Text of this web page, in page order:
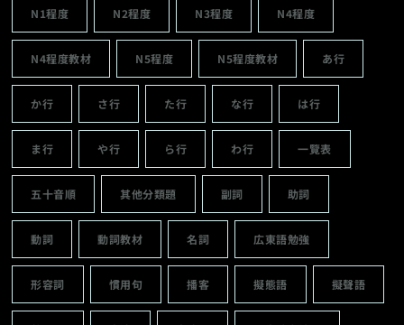
N1程度 N2程度 N3程度 N4程度
N4程度教材 N5程度 N5程度教材 あ行
か行 さ行 た行 な行 は行
ま行 や行 ら行 わ行 一覽表
五十音順 其他分類題 副詞 助詞
動詞 動詞教材 名詞 広東語勉強
形容詞 慣用句 播客 擬態語 擬聲語